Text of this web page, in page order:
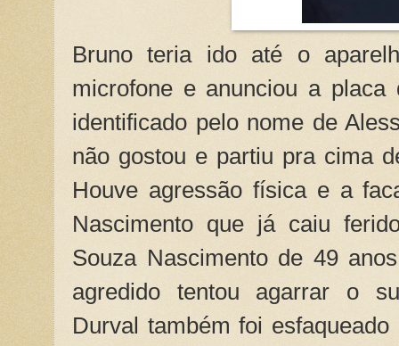
Bruno teria ido até o
microfone e anunciou a
identificado pelo nome de
não gostou e partiu pra cima
Houve agressão física e a
Nascimento que já caiu
Souza Nascimento de 49
agredido tentou agarrar o
Durval também foi